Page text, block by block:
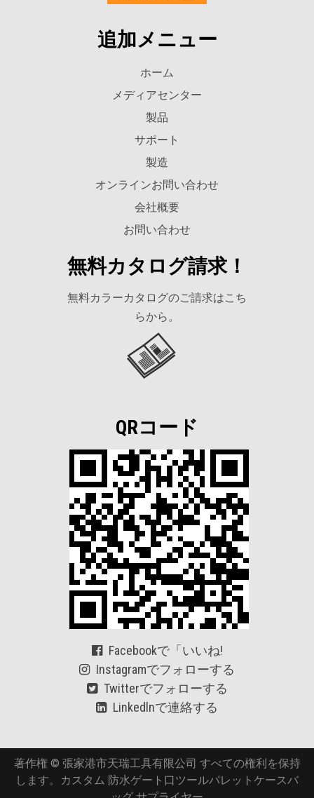
追加メニュー
ホーム
メディアセンター
製品
サポート
製造
オンラインお問い合わせ
会社概要
お問い合わせ
無料カタログ請求！
無料カラーカタログのご請求はこち
らから。
QRコード
Facebookで「いいね!
Instagramでフォローする
Twitterでフォローする
Linkedlnで連絡する
著作権 © 張家港市天瑞工具有限公司 すべての権利を保持
します。カスタム 防水ゲート口ツールパレットケースバ